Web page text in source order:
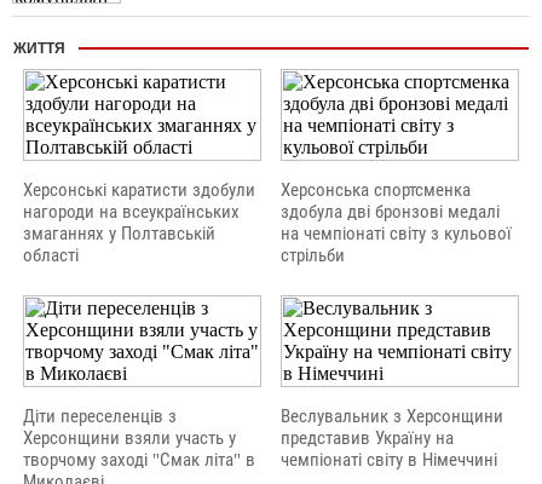
ЖИТТЯ
Херсонські каратисти здобули
нагороди на всеукраїнських
змаганнях у Полтавській
області
Херсонська спортсменка
здобула дві бронзові медалі
на чемпіонаті світу з кульової
стрільби
Діти переселенців з
Херсонщини взяли участь у
творчому заході "Смак літа" в
Веслувальник з Херсонщини
представив Україну на
чемпіонаті світу в Німеччині